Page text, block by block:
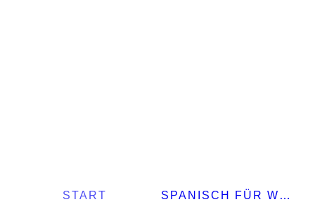
START
SPANISCH FÜR WELTENTDECKER